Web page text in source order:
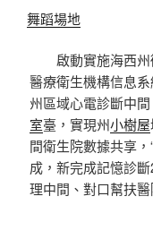
舞蹈場地
啟動實施海西
醫療衛生機構信息
州區域心電診斷中
室臺，實現州小樹屋
間衛生院數據共享
成，新完成記憶診
理中間、對口幫扶